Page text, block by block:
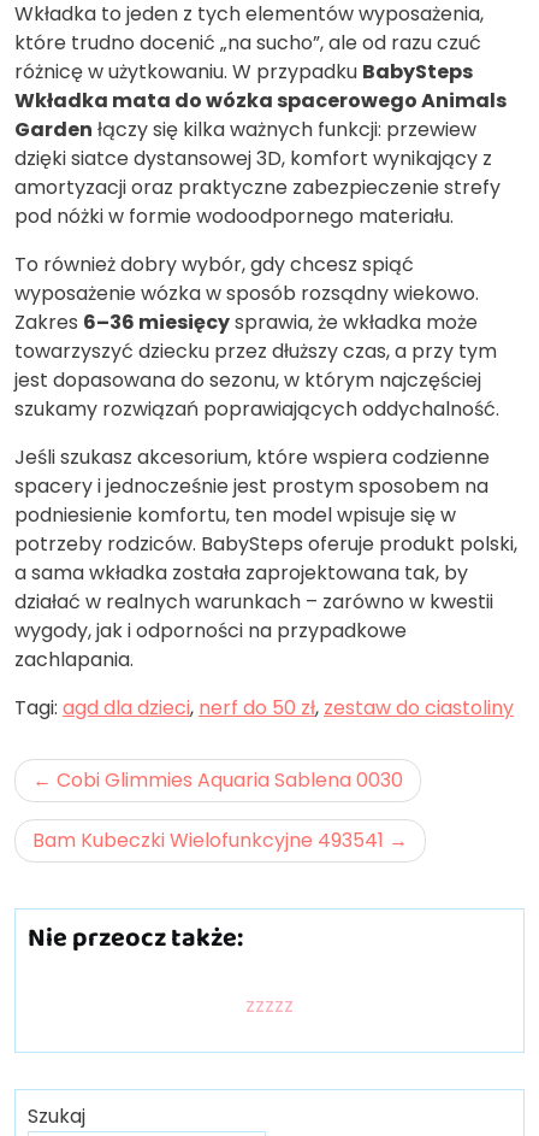
Wkładka to jeden z tych elementów wyposażenia,
które trudno docenić „na sucho”, ale od razu czuć
różnicę w użytkowaniu. W przypadku BabySteps
Wkładka mata do wózka spacerowego Animals
Garden łączy się kilka ważnych funkcji: przewiew
dzięki siatce dystansowej 3D, komfort wynikający z
amortyzacji oraz praktyczne zabezpieczenie strefy
pod nóżki w formie wodoodpornego materiału.
To również dobry wybór, gdy chcesz spiąć
wyposażenie wózka w sposób rozsądny wiekowo.
Zakres 6–36 miesięcysprawia, że wkładka może
towarzyszyć dziecku przez dłuższy czas, a przy tym
jest dopasowana do sezonu, w którym najczęściej
szukamy rozwiązań poprawiających oddychalność.
Jeśli szukasz akcesorium, które wspiera codzienne
spacery i jednocześnie jest prostym sposobem na
podniesienie komfortu, ten model wpisuje się w
potrzeby rodziców. BabySteps oferuje produkt polski,
a sama wkładka została zaprojektowana tak, by
działać w realnych warunkach – zarówno w kwestii
wygody, jak i odporności na przypadkowe
zachlapania.
Tagi: agd dla dzieci, nerf do 50 zł, zestaw do ciastoliny
Nawigacja
wpisu
Cobi Glimmies Aquaria Sablena 0030
Bam Kubeczki Wielofunkcyjne 493541
Nie przeocz także:
zzzzz
Szukaj